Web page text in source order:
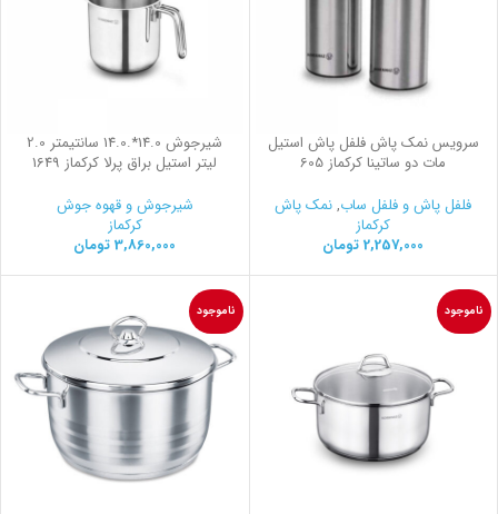
سرویس نمک پاش فلفل پاش استیل
مات دو ساتینا کرکماز 605
فلفل پاش و فلفل ساب,نمک پاش
کرکماز
2,257,000 تومان
شیرجوش 14.0*.14.0 سانتیمتر 2.0
لیتر استیل براق پرلا کرکماز 1649
شیرجوش و قهوه جوش
کرکماز
3,860,000 تومان
ناموجود ناموجود